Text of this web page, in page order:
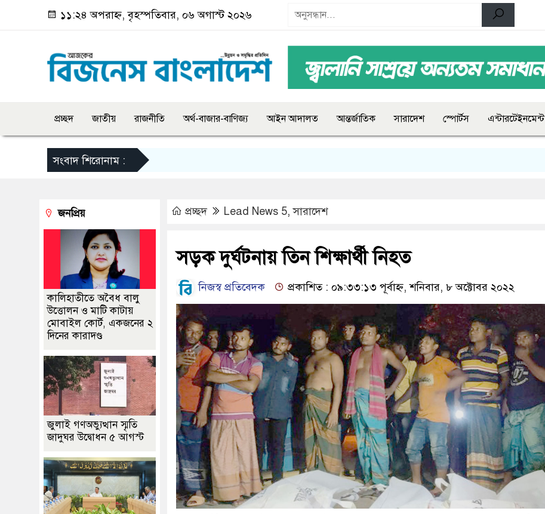
১১:২৪ অপরাহ্ন, বৃহস্পতিবার, ০৬ অগাস্ট ২০২৬
প্রচ্ছদ জাতীয় রাজনীতি অর্থ-বাজার-বাণিজ্য আইন আদালত আন্তর্জাতিক সারাদেশ স্পোর্টস এন্টারটেইনমেন্ট
সংবাদ শিরোনাম :
প্রচ্ছদ Lead News 5,সারাদেশ
সড়ক দুর্ঘটনায় তিন শিক্ষার্থী নিহত
নিজস্ব প্রতিবেদক প্রকাশিত : ০৯:৩৩:১৩ পূর্বাহ্ন, শনিবার, ৮ অক্টোবর ২০২২
জনপ্রিয়
কালিহাতীতে অবৈধ বালু
উত্তোলন ও মাটি কাটায়
মোবাইল কোর্ট, একজনের ২
দিনের কারাদণ্ড
জুলাই গণঅভ্যুত্থান স্মৃতি
জাদুঘর উদ্বোধন ৫ আগস্ট